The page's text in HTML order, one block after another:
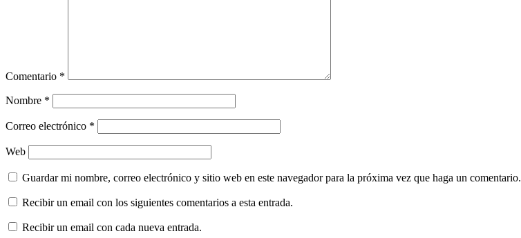
Comentario *
Nombre *
Correo electrónico *
Web
Guardar mi nombre, correo electrónico y sitio web en este navegador para la próxima vez que haga un comentario.
Recibir un email con los siguientes comentarios a esta entrada.
Recibir un email con cada nueva entrada.